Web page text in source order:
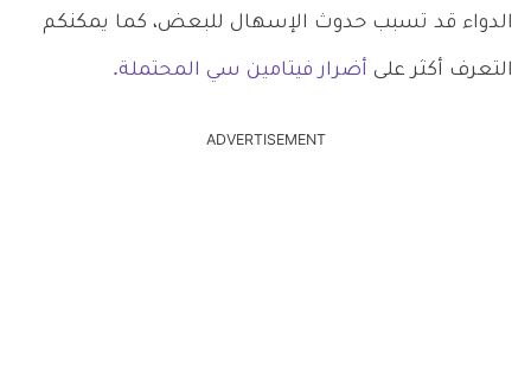
الدواء قد تسبب حدوث الإسهال للبعض، كما يمكنكم
التعرف أكثر على أضرار فيتامين سي المحتملة.
ADVERTISEMENT